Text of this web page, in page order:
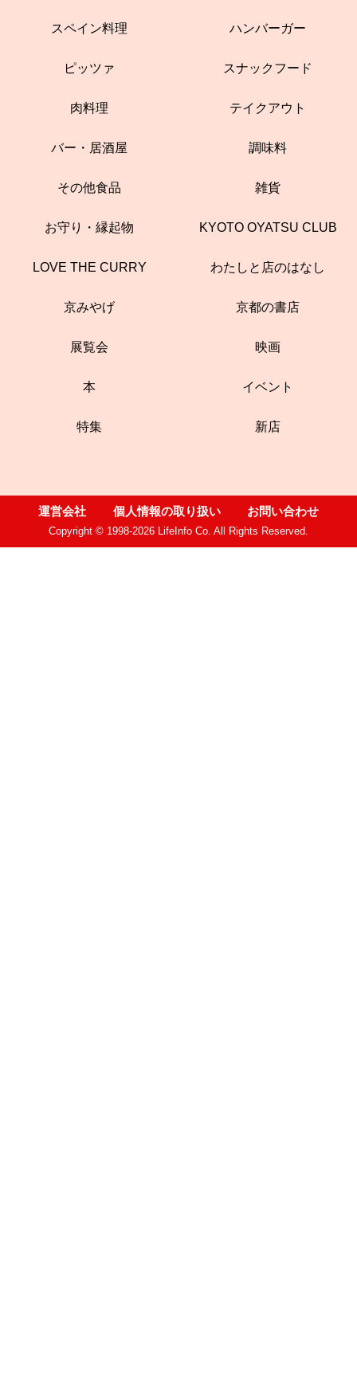
スペイン料理 ハンバーガー
ピッツァ スナックフード
肉料理 テイクアウト
バー・居酒屋 調味料
その他食品 雑貨
お守り・縁起物 KYOTO OYATSU CLUB
LOVE THE CURRY わたしと店のはなし
京みやげ 京都の書店
展覧会 映画
本 イベント
特集 新店
運営会社 個人情報の取り扱い お問い合わせ
Copyright © 1998-2026 LifeInfo Co. All Rights Reserved.